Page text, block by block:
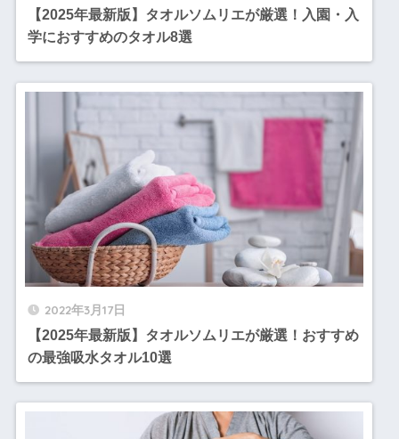
【2025年最新版】タオルソムリエが厳選！入園・入
学におすすめのタオル8選
2022年3月17日
【2025年最新版】タオルソムリエが厳選！おすすめ
の最強吸水タオル10選